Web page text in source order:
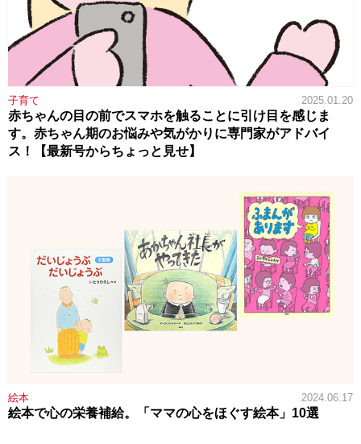
子育て 2025.01.20
赤ちゃんの目の前でスマホを触ることに引け目を感じま
す。赤ちゃん期のお悩みや気がかりに専門家がアドバイ
ス！【最新号からちょっと見せ】
絵本 2024.06.17
絵本で心の栄養補給。「ママの心をほぐす絵本」10選